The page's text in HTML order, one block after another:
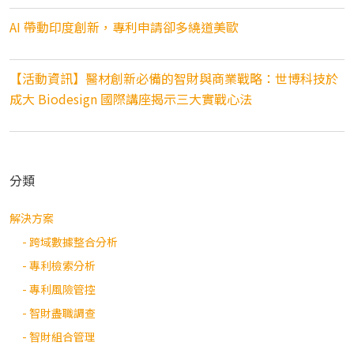
AI 帶動印度創新，專利申請卻多繞道美歐
【活動資訊】醫材創新必備的智財與商業戰略：世博科技於
成大 Biodesign 國際講座揭示三大實戰心法
分類
解決方案
- 跨域數據整合分析
- 專利檢索分析
- 專利風險管控
- 智財盡職調查
- 智財組合管理